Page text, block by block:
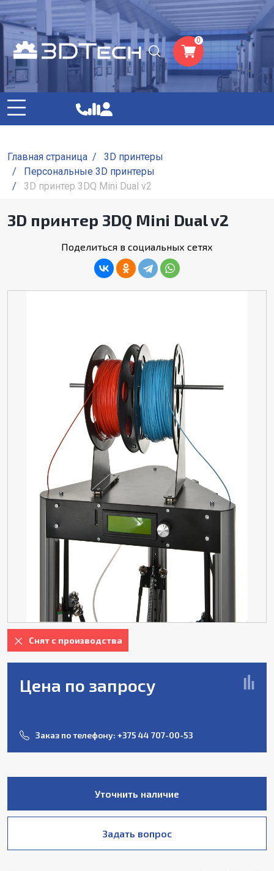
0
Главная страница /
3D принтеры
/
Персональные 3D принтеры
/
3D принтер 3DQ Mini Dual v2
3D принтер 3DQ Mini Dual v2
Поделиться в социальных сетях
Снят с производства
Цена по запросу
Заказ по телефону: +375 44 707-00-53
Уточнить наличие
Задать вопрос